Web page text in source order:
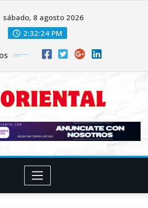
sábado, 8 agosto 2026
2:32:25 PM